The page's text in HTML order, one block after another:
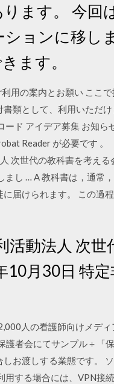
ます。 今回
ョンに移し
ます。
用の案内とお願い ここ
類として、利用いただ
ド アイデア募集 お知ら
Reader が必要です
次世代の教科書を考え
し … A 教科書は，通常
届けられます。 この過
活動法人 次
月30日 特
人の看護師向けメデ
者会にてサンプル＋「
お渡しする業態です。
する場合には、VPN接